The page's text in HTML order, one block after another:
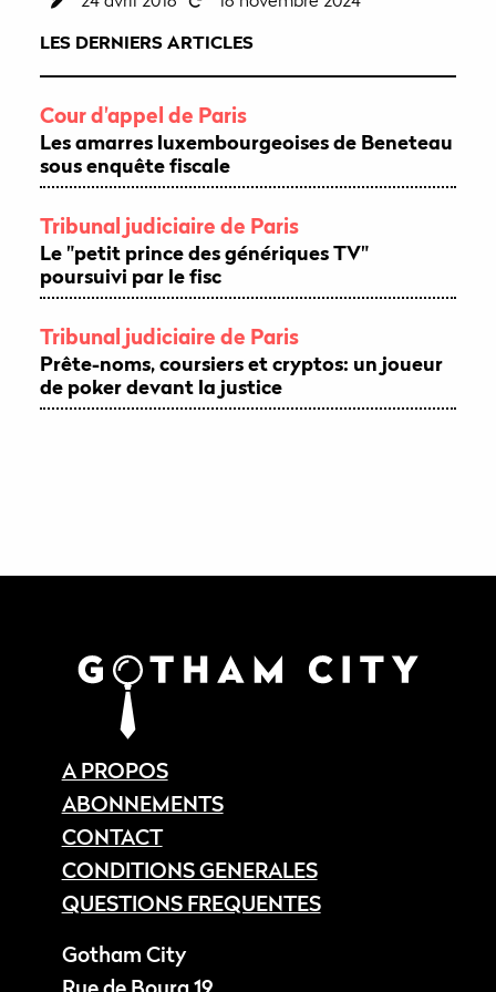
LES DERNIERS ARTICLES
Cour d'appel de Paris
Les amarres luxembourgeoises de Beneteau
sous enquête fiscale
Tribunal judiciaire de Paris
Le "petit prince des génériques TV"
poursuivi par le fisc
Tribunal judiciaire de Paris
Prête-noms, coursiers et cryptos: un joueur
de poker devant la justice
A PROPOS
ABONNEMENTS
CONTACT
CONDITIONS GENERALES
QUESTIONS FREQUENTES
Gotham City